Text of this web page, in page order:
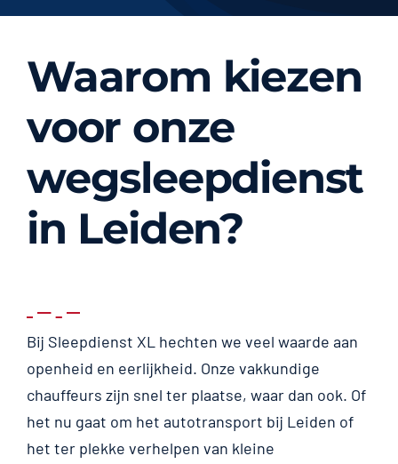
Waarom kiezen
voor onze
wegsleepdienst
in Leiden?
Bij Sleepdienst XL hechten we veel waarde aan
openheid en eerlijkheid. Onze vakkundige
chauffeurs zijn snel ter plaatse, waar dan ook. Of
het nu gaat om het autotransport bij Leiden of
het ter plekke verhelpen van kleine